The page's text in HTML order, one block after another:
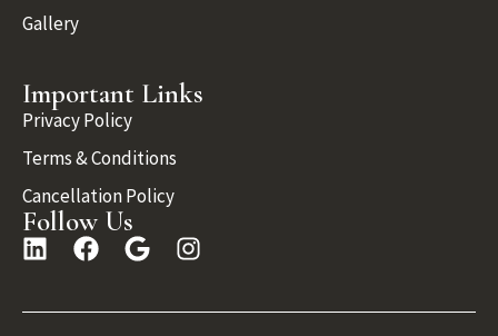
Gallery
Important Links
Privacy Policy
Terms & Conditions
Cancellation Policy
Follow Us